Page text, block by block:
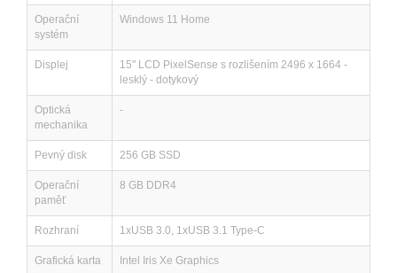
Operační
systém
Windows 11 Home
Displej
15" LCD PixelSense s rozlišením 2496 x 1664 -
lesklý - dotykový
Optická
mechanika
-
Pevný disk 256 GB SSD
Operační
paměť
8 GB DDR4
Rozhraní 1xUSB 3.0, 1xUSB 3.1 Type-C
Grafická karta Intel Iris Xe Graphics